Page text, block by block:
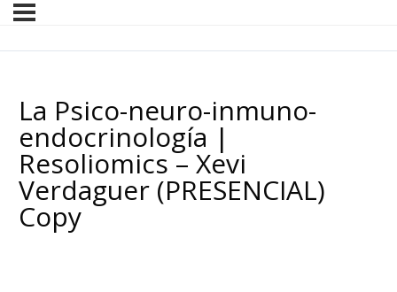
La Psico-neuro-inmuno-
endocrinología |
Resoliomics – Xevi
Verdaguer (PRESENCIAL)
Copy